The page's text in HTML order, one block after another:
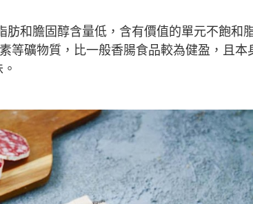
和膽固醇含量低，含有價值的單元不飽和
等礦物質，比一般香腸食品較為健盈，且本